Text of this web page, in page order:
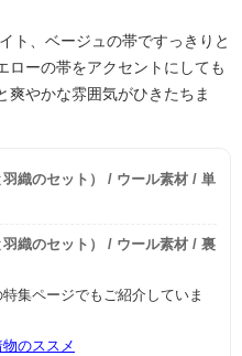
ト、ベージュの帯ですっきりと
ローの帯をアクセントにしても
爽やかな雰囲気がひきたちま
織のセット） / ウール素材 / 単
織のセット） / ウール素材 / 裏
集ページでもご紹介していま
のススメ